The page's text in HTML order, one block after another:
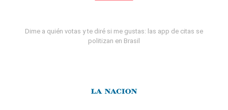
Dime a quién votas y te diré si me gustas: las app de citas se
politizan en Brasil